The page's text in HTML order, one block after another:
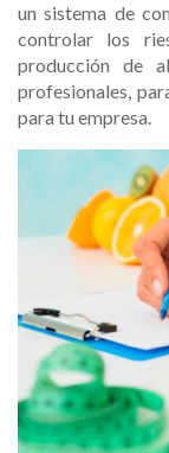
un sistema de
controlar los
producción de
profesionales,
para tu empresa.